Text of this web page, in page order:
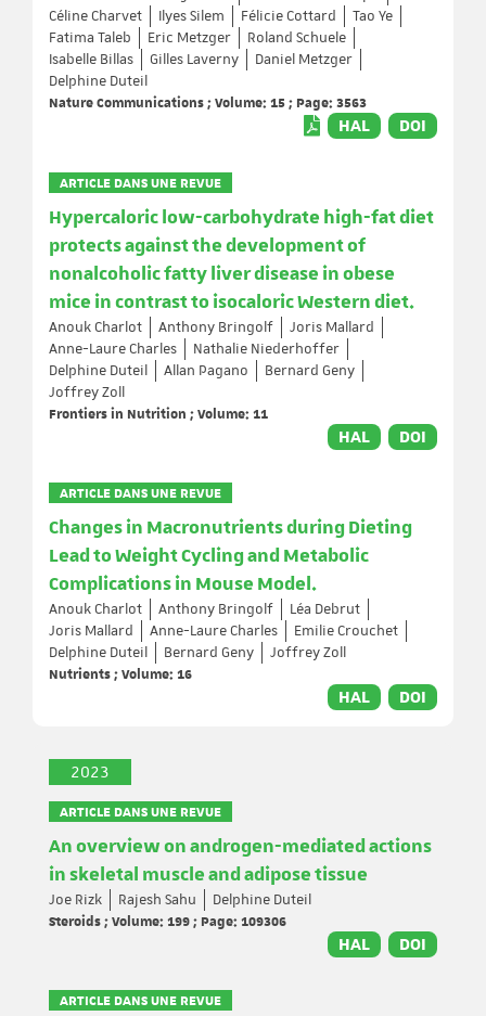
Céline Charvet
Ilyes Silem Félicie Cottard
Tao Ye
Fatima Taleb
Eric Metzger
Roland Schuele
Isabelle Billas
Gilles Laverny
Daniel Metzger
Delphine Duteil
Nature Communications ; Volume: 15 ; Page: 3563
HAL DOI
ARTICLE DANS UNE REVUE
Hypercaloric low-carbohydrate high-fat diet
protects against the development of
nonalcoholic fatty liver disease in obese
mice in contrast to isocaloric Western diet.
Anouk Charlot Anthony Bringolf
Joris Mallard
Anne-Laure Charles
Nathalie Niederhoffer
Delphine Duteil
Allan Pagano
Bernard Geny
Joffrey Zoll
Frontiers in Nutrition ; Volume: 11
HAL DOI
ARTICLE DANS UNE REVUE
Changes in Macronutrients during Dieting
Lead to Weight Cycling and Metabolic
Complications in Mouse Model.
Anouk Charlot Anthony Bringolf
Léa Debrut
Joris Mallard
Anne-Laure Charles
Emilie Crouchet
Delphine Duteil
Bernard Geny
Joffrey Zoll
Nutrients ; Volume: 16
HAL DOI
2023
ARTICLE DANS UNE REVUE
An overview on androgen-mediated actions
in skeletal muscle and adipose tissue
Joe Rizk Rajesh Sahu
Delphine Duteil
Steroids ; Volume: 199 ; Page: 109306
HAL DOI
ARTICLE DANS UNE REVUE